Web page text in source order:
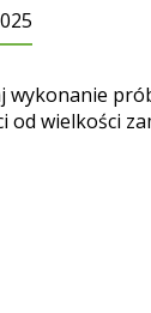
wykonanie
od wielkości